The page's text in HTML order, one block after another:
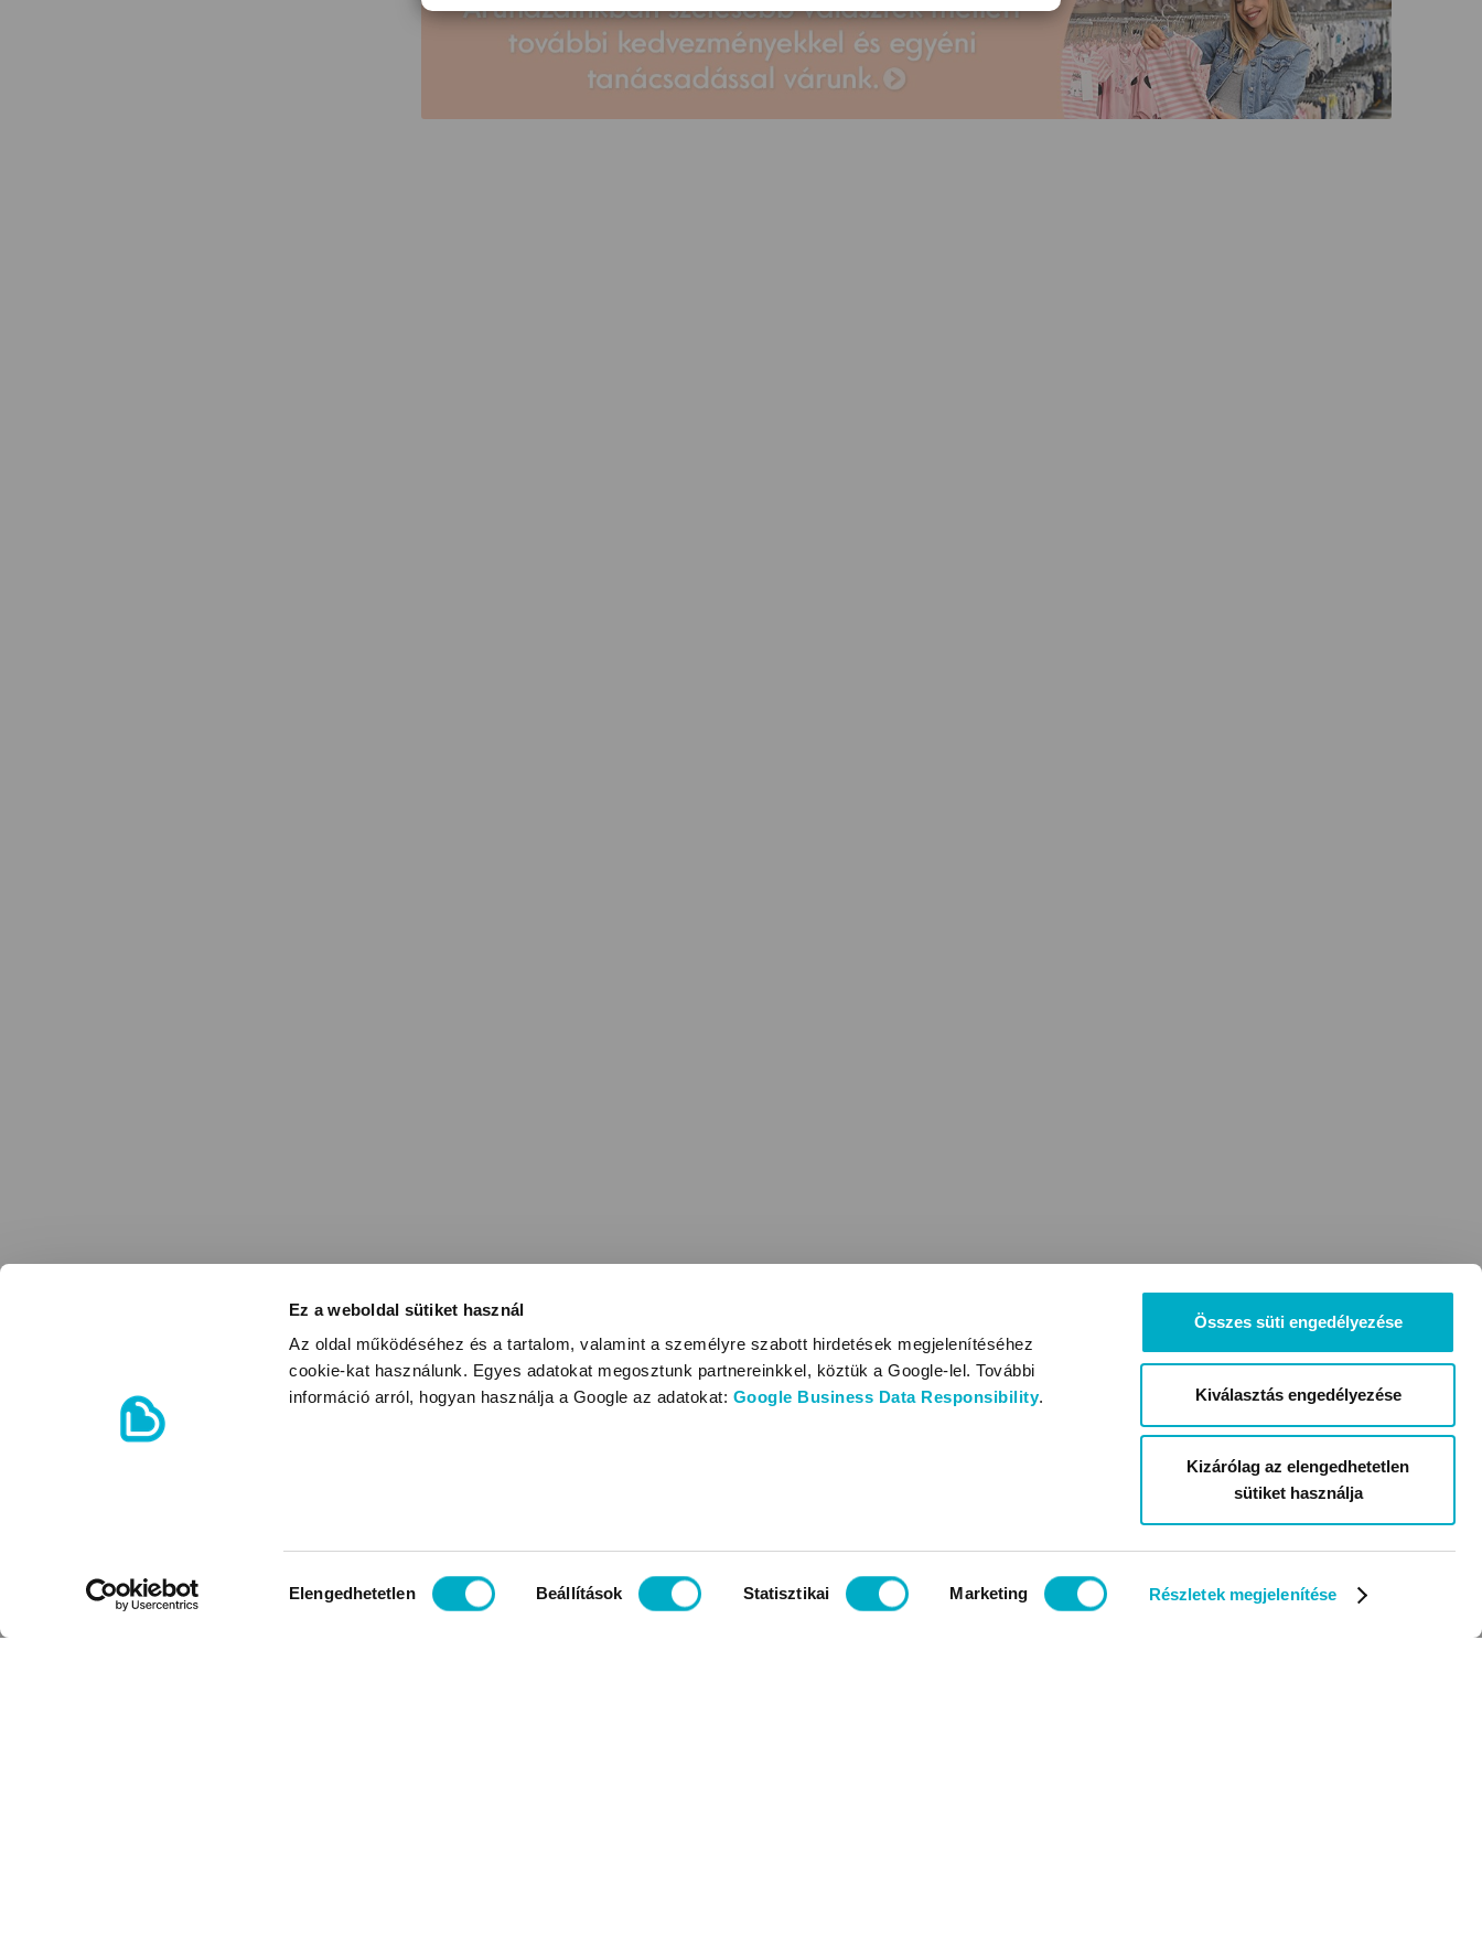
Ez a weboldal sütiket használ
Az oldal működéséhez és a tartalom, valamint a személyre szabott hirdetések megjelenítéséhez
cookie-kat használunk. Egyes adatokat megosztunk partnereinkkel, köztük a Google-lel. További
információ arról, hogyan használja a Google az adatokat: Google Business Data Responsibility.
kiválasztása
Elengedhetetlen Beállítások Statisztikai Marketing Részletek megjelenítése
Összes süti engedélyezése
Kiválasztás engedélyezése
Kizárólag az elengedhetetlen
sütiket használja